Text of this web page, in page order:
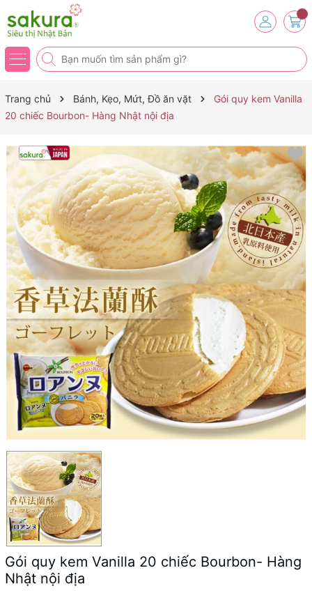
Trang chủ Bánh, Kẹo, Mứt, Đồ ăn vặt
Gói quy kem Vanilla
20 chiếc Bourbon- Hàng Nhật nội địa
Gói quy kem Vanilla 20 chiếc Bourbon- Hàng
Nhật nội địa